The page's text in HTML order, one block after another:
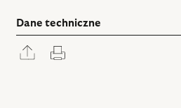
Dane techniczne
Rozwiń
panel